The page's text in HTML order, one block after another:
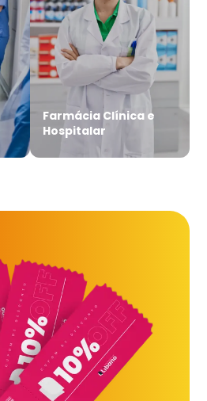
Farmácia Clínica e
Hospitalar